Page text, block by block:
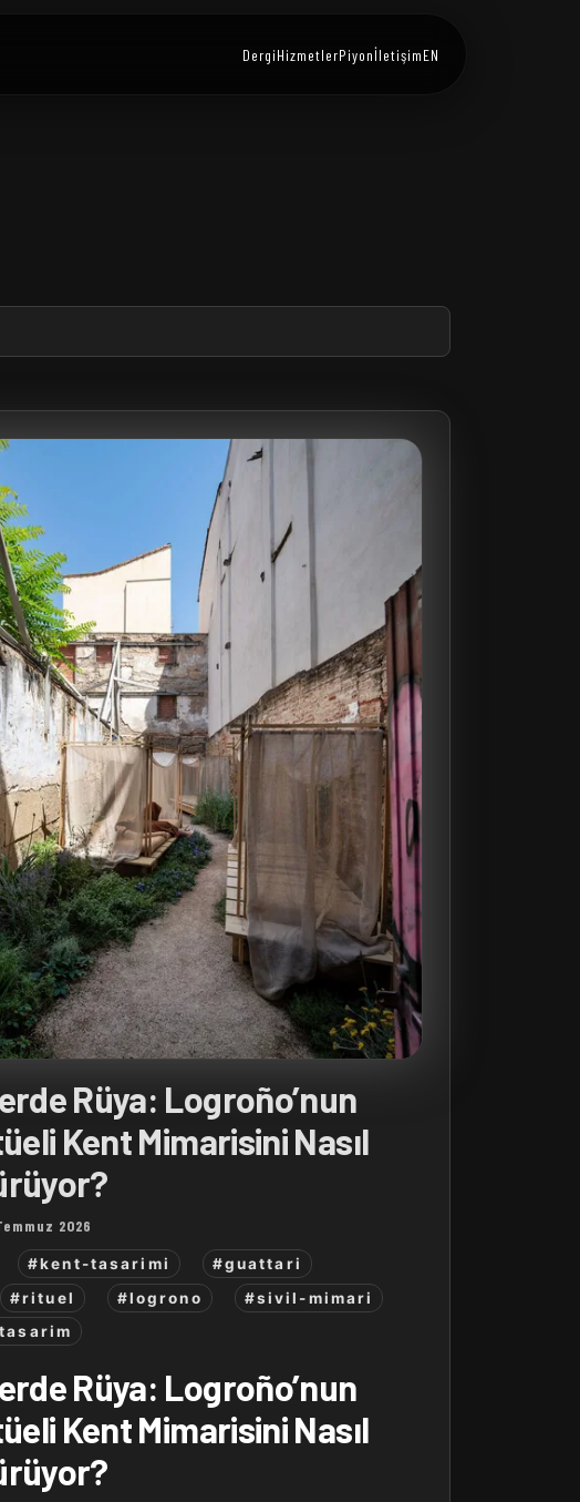
DergiHizmetlerPiyonİletişimEN
Rüya: Logroño’nun
Kent Mimarisini Nasıl
2026
#kent-tasarimi
#guattari
#rituel #logrono
#sivil-mimari
Rüya: Logroño’nun
Kent Mimarisini Nasıl